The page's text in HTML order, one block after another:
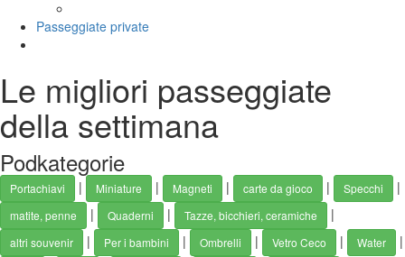
Passeggiate private
Le migliori passeggiate
della settimana
Podkategorie
Portachiavi | Miniature | Magneti | carte da gioco | Specchi |
matite, penne | Quaderni | Tazze, bicchieri, ceramiche |
altri souvenir | Per i bambini | Ombrelli | Vetro Ceco | Water |